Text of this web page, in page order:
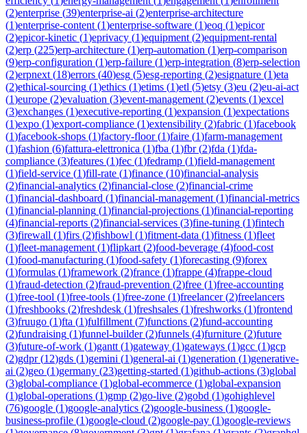
(2)enterprise (39)enterprise-ai (2)enterprise-architecture
(1)enterprise-content (1)enterprise-software (1)eoq (1)epicor
(2)epicor-kinetic (1)eprivacy (1)equipment (2)equipment-rental
(2)erp (225)erp-architecture (1)erp-automation (1)erp-comparison
(9)erp-configuration (1)erp-failure (1)erp-integration (8)erp-selection
(2)erpnext (18)errors (40)esg (5)esg-reporting (2)esignature (1)eta
(2)ethical-sourcing (1)ethics (1)etims (1)etl (5)etsy (3)eu (2)eu-ai-act
(1)europe (2)evaluation (3)event-management (2)events (1)excel
(3)exchanges (1)executive-reporting (1)expansion (1)expectations
(1)expo (1)export-compliance (1)extensibility (2)fabric (1)facebook
(1)facebook-shops (1)factory-floor(1)faire (1)farm-management
(1)fashion (6)fattura-elettronica (1)fba (1)fbr(2)fda (1)fda-
compliance (3)features (1)fec (1)fedramp (1)field-management
(1)field-service (1)fill-rate (1)finance (10)financial-analysis
(2)financial-analytics (2)financial-close (2)financial-crime
(1)financial-dashboard (1)financial-management (1)financial-metrics
(1)financial-planning (1)financial-projections (1)financial-reporting
(4)financial-reports (2)financial-services (3)fine-tuning (1)fintech
(3)firewall (1)firs (2)fishbowl (1)fitment-data (1)fitness (1)fleet
(1)fleet-management (1)flipkart (2)food-beverage (4)food-cost
(1)food-manufacturing (1)food-safety (1)forecasting (9)forex
(1)formulas (1)framework (2)france (1)frappe (4)frappe-cloud
(1)fraud-detection (2)fraud-prevention (2)free (1)free-accounting
(1)free-tool (1)free-tools (1)free-zone (1)freelancer(2)freelancers
(1)freshbooks (2)freshdesk (1)freshsales (1)freshworks (1)frontend
(3)fruugo (1)fta (1)fulfillment (7)functions (2)fund-accounting
(2)fundraising (1)funnel-builder(2)funnels (4)furniture (2)future
(3)future-of-work (1)gantt (1)gateway (1)gateways (1)gcc (1)gcp
(2)gdpr(12)gds (1)gemini (1)general-ai (1)generation (1)generative-
ai (2)geo (1)germany (23)getting-started (1)github-actions (3)global
(3)global-compliance (1)global-ecommerce (1)global-expansion
(1)global-operations (1)gmp (2)go-live (2)gobd (1)gohighlevel
(76)google (1)google-analytics (2)google-business (1)google-
business-profile (1)google-cloud (2)google-pay (1)google-reviews